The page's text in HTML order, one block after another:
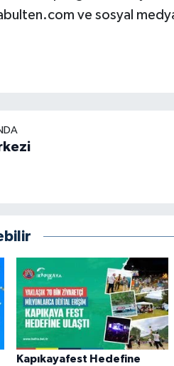
ve sosyal
Kapıkayafest Hedefine